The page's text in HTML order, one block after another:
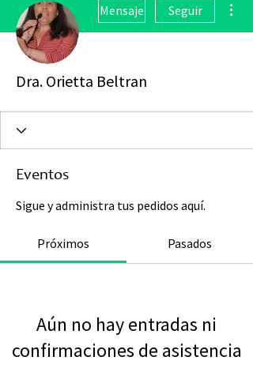
Mensaje Seguir
Dra. Orietta Beltran
Eventos
Sigue y administra tus pedidos aquí.
Próximos Pasados
Aún no hay entradas ni
confirmaciones de asistencia